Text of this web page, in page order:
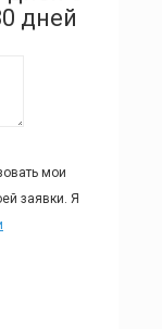
дней
мои
заявки. Я